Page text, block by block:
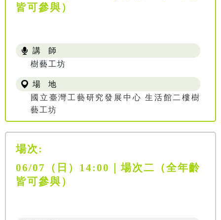
皆可參與）
講 師
樹藝工坊
場 地
國立臺灣工藝研究發展中心 生活館二樓樹
藝工坊
場次:
06/07（日）14:00｜場次二（全年齡
皆可參與）